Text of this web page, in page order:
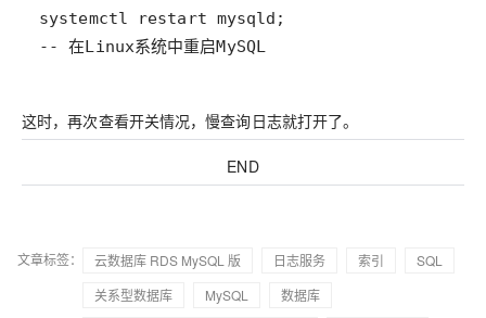
-- 在Linux系统中重启MySQL
这时，再次查看开关情况，慢查询日志就打开了。
END
文章标签： 云数据库 RDS MySQL 版 日志服务 索引
SQL
关系型数据库
MySQL
数据库